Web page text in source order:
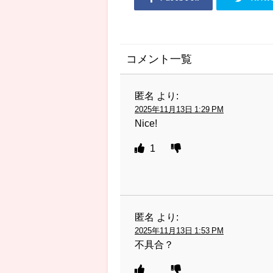
コメント一覧
匿名 より:
2025年11月13日 1:29 PM
Nice!
1
匿名 より:
2025年11月13日 1:53 PM
不具合？